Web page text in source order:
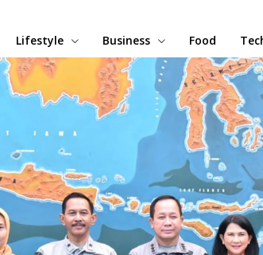
Lifestyle Business Food